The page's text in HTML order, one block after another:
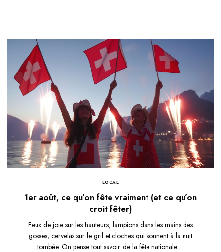
LOCAL
1er août, ce qu’on fête vraiment (et ce qu’on
croit fêter)
Feux de joie sur les hauteurs, lampions dans les mains des
gosses, cervelas sur le gril et cloches qui sonnent à la nuit
tombée. On pense tout savoir de la fête nationale.…